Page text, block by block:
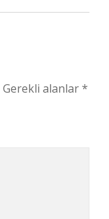
Gerekli alanlar*